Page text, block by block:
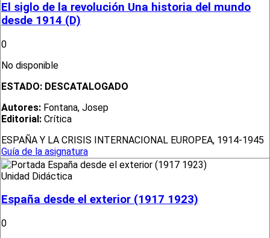
El siglo de la revolución Una historia del mundo
desde 1914 (D)
0
No disponible
ESTADO: DESCATALOGADO
Autores: Fontana, Josep
Editorial: Crítica
ESPAÑA Y LA CRISIS INTERNACIONAL EUROPEA, 1914-1945
Guía de la asignatura
Unidad Didáctica
España desde el exterior (1917 1923)
0